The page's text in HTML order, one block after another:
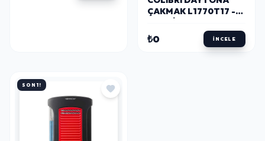
ÇAKMAK L1770T17 -
₺0 İNCELE
SON 1!